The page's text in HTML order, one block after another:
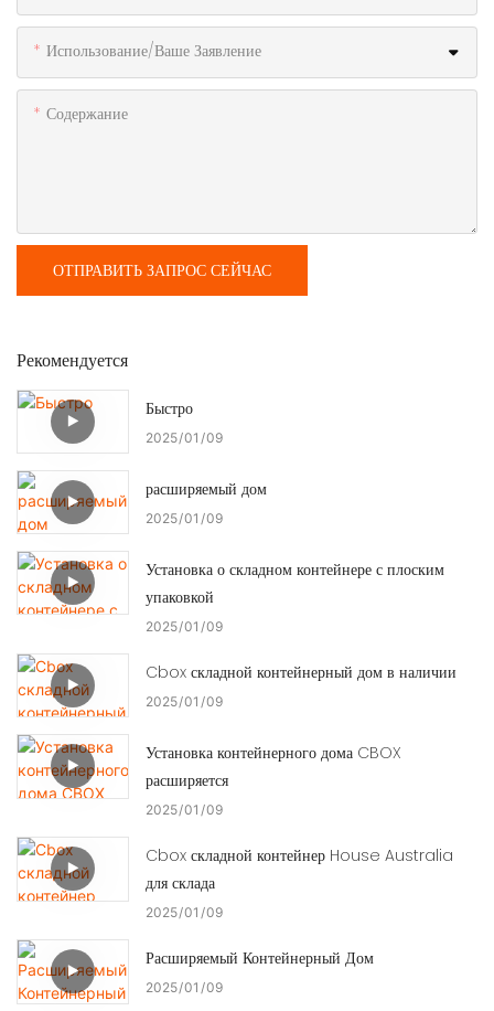
Использование/ваше Заявление
Содержание
ОТПРАВИТЬ ЗАПРОС СЕЙЧАС
Рекомендуется
Быстро
2025 01 09
расширяемый дом
2025 01 09
Установка о складном контейнере с плоским
упаковкой
2025 01 09
Cbox складной контейнерный дом в наличии
2025 01 09
Установка контейнерного дома CBOX
расширяется
2025 01 09
Cbox складной контейнер House Australia
для склада
2025 01 09
Расширяемый Контейнерный Дом
2025 01 09